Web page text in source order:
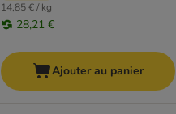
14,85 € / kg
28,21 €
Ajouter au panier